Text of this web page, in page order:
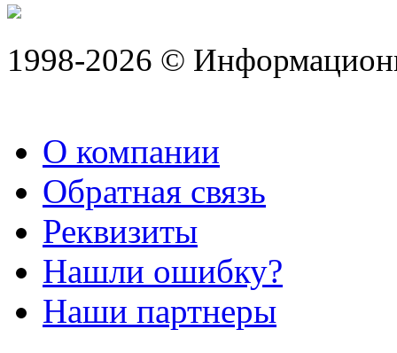
1998-2026 ©
О компании
Обратная связь
Реквизиты
Нашли ошибку?
Наши партнеры